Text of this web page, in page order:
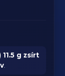
11.5 g zsírt